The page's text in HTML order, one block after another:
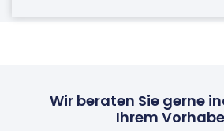
Wir beraten Sie gerne
Ihrem